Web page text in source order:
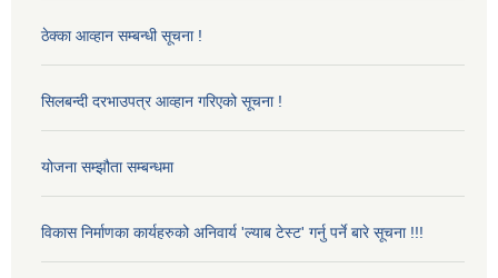
ठेक्का आव्हान सम्बन्धी सूचना !
सिलबन्दी दरभाउपत्र आव्हान गरिएको सूचना !
योजना सम्झौता सम्बन्धमा
विकास निर्माणका कार्यहरुको अनिवार्य 'ल्याब टेस्ट' गर्नु पर्ने बारे सूचना !!!